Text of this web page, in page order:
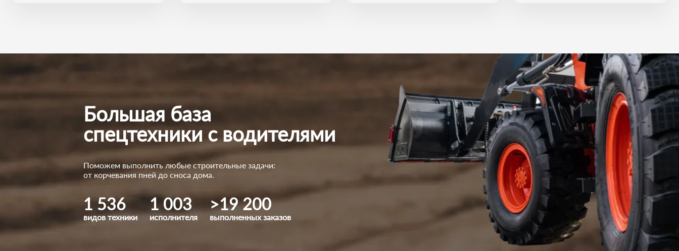
Большая база
спецтехники с водителями
Поможем выполнить любые строительные задачи:
от корчевания пней до сноса дома.
1 536
видов техники
1 003
исполнителя
>19 200
выполненных заказов